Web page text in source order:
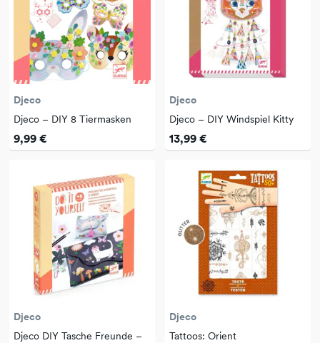
Djeco
Djeco – DIY 8 Tiermasken
9,99 €
Djeco
Djeco – DIY Windspiel Kitty
13,99 €
Djeco
Djeco DIY Tasche Freunde –
Djeco
Tattoos: Orient